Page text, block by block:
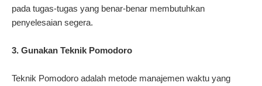
pada tugas-tugas yang benar-benar membutuhkan
penyelesaian segera.
3. Gunakan Teknik Pomodoro
Teknik Pomodoro adalah metode manajemen waktu yang